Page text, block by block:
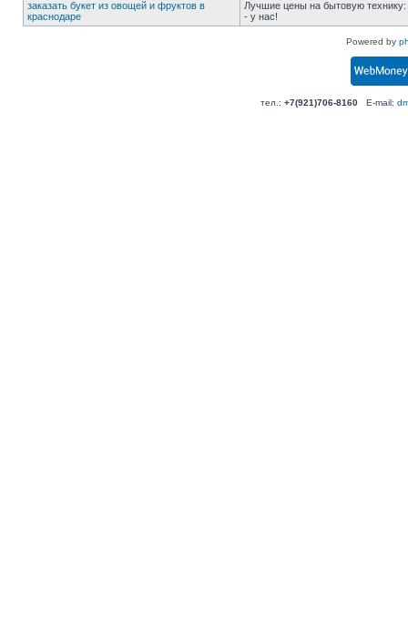
заказать букет из овощей и фруктов в
краснодаре
Лучшие цены на бытовую технику:
- у нас!
Powered by
тел.: +7(921)706-8160E-mail: